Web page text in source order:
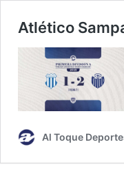
Atlético
Al Toque